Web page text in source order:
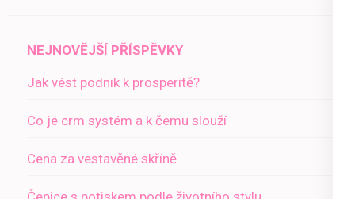
NEJNOVĚJŠÍ PŘÍSPĚVKY
Jak vést podnik k prosperitě?
Co je crm systém a k čemu slouží
Cena za vestavěné skříně